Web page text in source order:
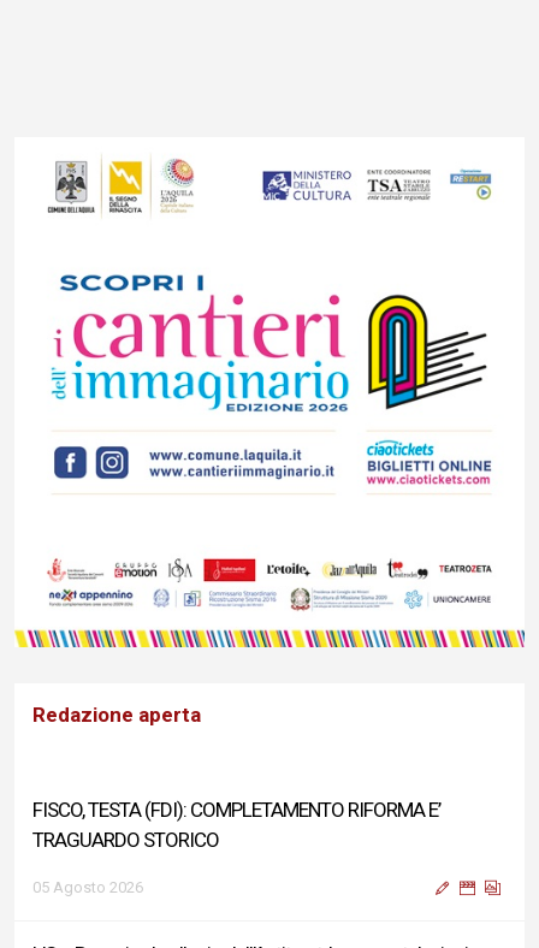
Redazione aperta
FISCO, TESTA (FDI): COMPLETAMENTO RIFORMA E’
TRAGUARDO STORICO
05 Agosto 2026